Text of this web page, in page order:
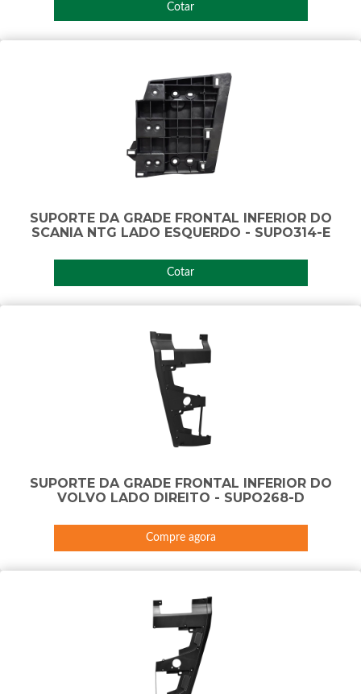
Cotar
SUPORTE DA GRADE FRONTAL INFERIOR DO
SCANIA NTG LADO ESQUERDO - SUPO314-E
Cotar
SUPORTE DA GRADE FRONTAL INFERIOR DO
VOLVO LADO DIREITO - SUPO268-D
Compre agora